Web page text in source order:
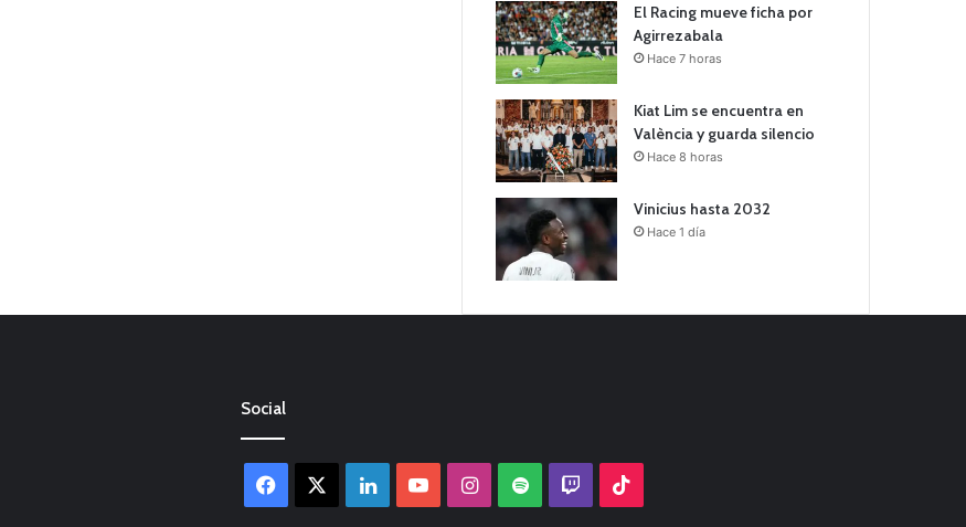
El Racing mueve ficha por
Agirrezabala
Hace 7 horas
Kiat Lim se encuentra en
València y guarda silencio
Hace 8 horas
Vinicius hasta 2032
Hace 1 día
Social
Facebook LinkedInYouTubeInstagram
Spotify Twitch